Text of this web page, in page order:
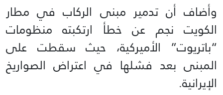
وأضاف أن تدمير مبنى الركاب في مطار
الكويت نجم عن خطأ ارتكبته منظومات
“باتريوت” الأميركية، حيث سقطت على
المبنى بعد فشلها في اعتراض الصواريخ
الإيرانية.